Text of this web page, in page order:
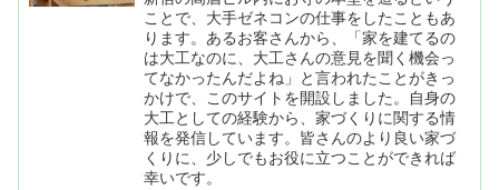
ことで、大手ゼネコンの仕事をしたこともあ
ります。あるお客さんから、「家を建てるの
は大工なのに、大工さんの意見を聞く機会っ
てなかったんだよね」と言われたことがきっ
かけで、このサイトを開設しました。自身の
大工としての経験から、家づくりに関する情
報を発信しています。皆さんのより良い家づ
くりに、少しでもお役に立つことができれば
幸いです。